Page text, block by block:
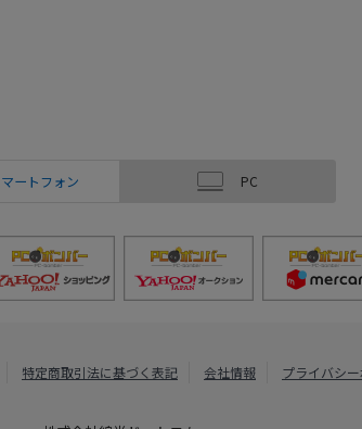
ートフォン PC
特定商取引法に基づく表記 会社情報 プライバシ